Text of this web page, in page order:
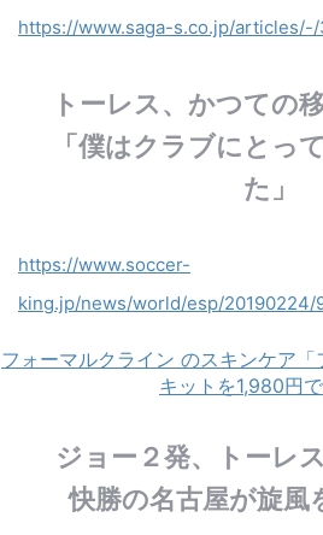
https://www.saga-s.co.jp/
トーレス、かつての
「僕はクラブにとっ
た」
https://www.soccer-
king.jp/news/world/esp/20190224/
フォーマルクライン のスキンケア
キットを1,980円
ジョー２発、トーレ
快勝の名古屋が旋風